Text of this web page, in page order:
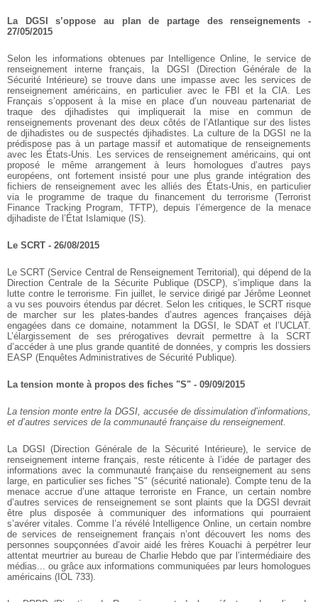
La DGSI s’oppose au plan de partage des renseignements -
27/05/2015
Selon les informations obtenues par Intelligence Online, le service de
renseignement interne français, la DGSI (Direction Générale de la
Sécurité Intérieure) se trouve dans une impasse avec les services de
renseignement américains, en particulier avec le FBI et la CIA. Les
Français s’opposent à la mise en place d’un nouveau partenariat de
traque des djihadistes qui impliquerait la mise en commun de
renseignements provenant des deux côtés de l’Atlantique sur des listes
de djihadistes ou de suspectés djihadistes. La culture de la DGSI ne la
prédispose pas à un partage massif et automatique de renseignements
avec les États-Unis. Les services de renseignement américains, qui ont
proposé le même arrangement à leurs homologues d’autres pays
européens, ont fortement insisté pour une plus grande intégration des
fichiers de renseignement avec les alliés des États-Unis, en particulier
via le programme de traque du financement du terrorisme (Terrorist
Finance Tracking Program, TFTP), depuis l’émergence de la menace
djihadiste de l’État Islamique (IS).
Le SCRT - 26/08/2015
Le SCRT (Service Central de Renseignement Territorial), qui dépend de la
Direction Centrale de la Sécurite Publique (DSCP), s’implique dans la
lutte contre le terrorisme. Fin juillet, le service dirigé par Jérôme Leonnet
a vu ses pouvoirs étendus par décret. Selon les critiques, le SCRT risque
de marcher sur les plates-bandes d’autres agences françaises déjà
engagées dans ce domaine, notamment la DGSI, le SDAT et l’UCLAT.
L’élargissement de ses prérogatives devrait permettre à la SCRT
d’accéder à une plus grande quantité de données, y compris les dossiers
EASP (Enquêtes Administratives de Sécurité Publique).
La tension monte à propos des fiches "S" - 09/09/2015
La tension monte entre la DGSI, accusée de dissimulation d’informations,
et d’autres services de la communauté française du renseignement.
La DGSI (Direction Générale de la Sécurité Intérieure), le service de
renseignement interne français, reste réticente à l’idée de partager des
informations avec la communauté française du renseignement au sens
large, en particulier ses fiches "S" (sécurité nationale). Compte tenu de la
menace accrue d’une attaque terroriste en France, un certain nombre
d’autres services de renseignement se sont plaints que la DGSI devrait
être plus disposée à communiquer des informations qui pourraient
s’avérer vitales. Comme l’a révélé Intelligence Online, un certain nombre
de services de renseignement français n’ont découvert les noms des
personnes soupçonnées d’avoir aidé les frères Kouachi à perpétrer leur
attentat meurtrier au bureau de Charlie Hebdo que par l’intermédiaire des
médias... ou grâce aux informations communiquées par leurs homologues
américains (IOL 733).